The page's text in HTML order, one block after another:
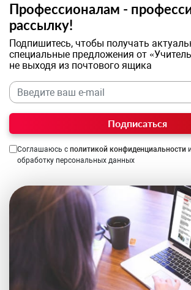
Профессионалам -
рассылку!
Подпишитесь, чтобы получать
специальные предложения от
не выходя из почтового ящика
Подписаться
Соглашаюсь с политикой конфиденциальности
обработку персональных данных